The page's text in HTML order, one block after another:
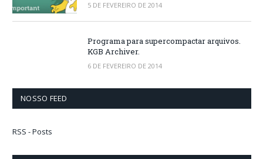
5 DE FEVEREIRO DE 2014
Programa para supercompactar arquivos.
KGB Archiver.
6 DE FEVEREIRO DE 2014
NOSSO FEED
RSS - Posts